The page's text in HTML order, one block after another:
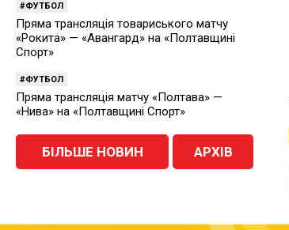
ФУТБОЛ
Пряма трансляція товариського матчу
«Рокита» — «Авангард» на «Полтавщині
Спорт»
ФУТБОЛ
Пряма трансляція матчу «Полтава» —
«Нива» на «Полтавщині Спорт»
БІЛЬШЕ НОВИН АРХІВ